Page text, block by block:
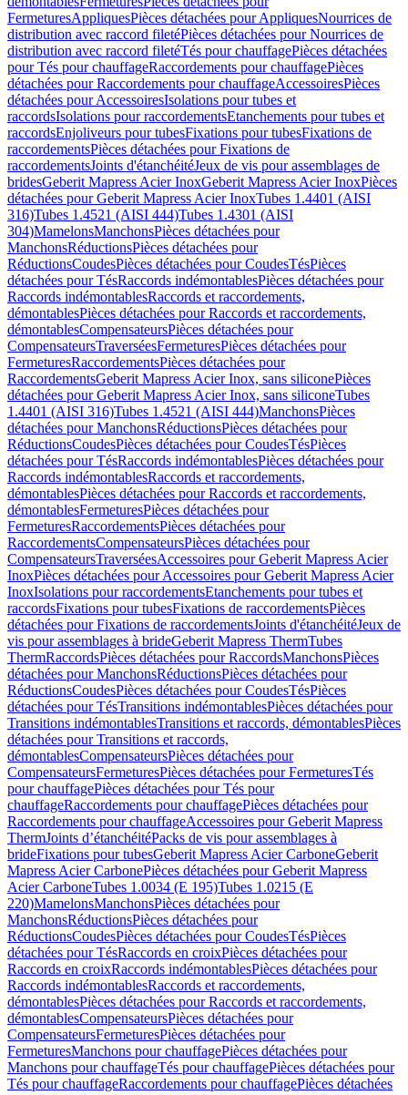
FermeturesAppliquesPièces détachées pour AppliquesNourrices de
distribution avec raccord filetéPièces détachées pour Nourrices de
distribution avec raccord filetéTés pour chauffagePièces détachées
pour Tés pour chauffageRaccordements pour chauffagePièces
détachées pour Raccordements pour chauffageAccessoiresPièces
détachées pour AccessoiresIsolations pour tubes et
raccordsIsolations pour raccordementsEtanchements pour tubes et
raccordsEnjoliveurs pour tubesFixations pour tubesFixations de
raccordementsPièces détachées pour Fixations de
raccordementsJoints d'étanchéitéJeux de vis pour assemblages de
bridesGeberit Mapress Acier InoxGeberit Mapress Acier InoxPièces
détachées pour Geberit Mapress Acier InoxTubes 1.4401 (AISI
316)Tubes 1.4521 (AISI 444)Tubes 1.4301 (AISI
304)MamelonsManchonsPièces détachées pour
ManchonsRéductionsPièces détachées pour
RéductionsCoudesPièces détachées pour CoudesTésPièces
détachées pour TésRaccords indémontablesPièces détachées pour
Raccords indémontablesRaccords et raccordements,
démontablesPièces détachées pour Raccords et raccordements,
démontablesCompensateursPièces détachées pour
CompensateursTraverséesFermeturesPièces détachées pour
FermeturesRaccordementsPièces détachées pour
RaccordementsGeberit Mapress Acier Inox, sans siliconePièces
détachées pour Geberit Mapress Acier Inox, sans siliconeTubes
1.4401 (AISI 316)Tubes 1.4521 (AISI 444)ManchonsPièces
détachées pour ManchonsRéductionsPièces détachées pour
RéductionsCoudesPièces détachées pour CoudesTésPièces
détachées pour TésRaccords indémontablesPièces détachées pour
Raccords indémontablesRaccords et raccordements,
démontablesPièces détachées pour Raccords et raccordements,
démontablesFermeturesPièces détachées pour
FermeturesRaccordementsPièces détachées pour
RaccordementsCompensateursPièces détachées pour
CompensateursTraverséesAccessoires pour Geberit Mapress Acier
InoxPièces détachées pour Accessoires pour Geberit Mapress Acier
InoxIsolations pour raccordementsEtanchements pour tubes et
raccordsFixations pour tubesFixations de raccordementsPièces
détachées pour Fixations de raccordementsJoints d'étanchéitéJeux de
vis pour assemblages à brideGeberit Mapress ThermTubes
ThermRaccordsPièces détachées pour RaccordsManchonsPièces
détachées pour ManchonsRéductionsPièces détachées pour
RéductionsCoudesPièces détachées pour CoudesTésPièces
détachées pour TésTransitions indémontablesPièces détachées pour
Transitions indémontablesTransitions et raccords, démontablesPièces
détachées pour Transitions et raccords,
démontablesCompensateursPièces détachées pour
CompensateursFermeturesPièces détachées pour FermeturesTés
pour chauffagePièces détachées pour Tés pour
chauffageRaccordements pour chauffagePièces détachées pour
Raccordements pour chauffageAccessoires pour Geberit Mapress
ThermJoints d’étanchéitéPacks de vis pour assemblages à
brideFixations pour tubesGeberit Mapress Acier CarboneGeberit
Mapress Acier CarbonePièces détachées pour Geberit Mapress
Acier CarboneTubes 1.0034 (E 195)Tubes 1.0215 (E
220)MamelonsManchonsPièces détachées pour
ManchonsRéductionsPièces détachées pour
RéductionsCoudesPièces détachées pour CoudesTésPièces
détachées pour TésRaccords en croixPièces détachées pour
Raccords en croixRaccords indémontablesPièces détachées pour
Raccords indémontablesRaccords et raccordements,
démontablesPièces détachées pour Raccords et raccordements,
démontablesCompensateursPièces détachées pour
CompensateursFermeturesPièces détachées pour
FermeturesManchons pour chauffagePièces détachées pour
Manchons pour chauffageTés pour chauffagePièces détachées pour
Tés pour chauffageRaccordements pour chauffagePièces détachées